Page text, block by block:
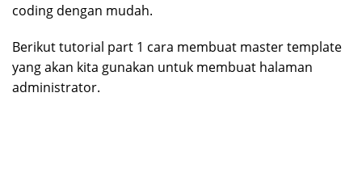
coding dengan mudah.
Berikut tutorial part 1 cara membuat master template
yang akan kita gunakan untuk membuat halaman
administrator.